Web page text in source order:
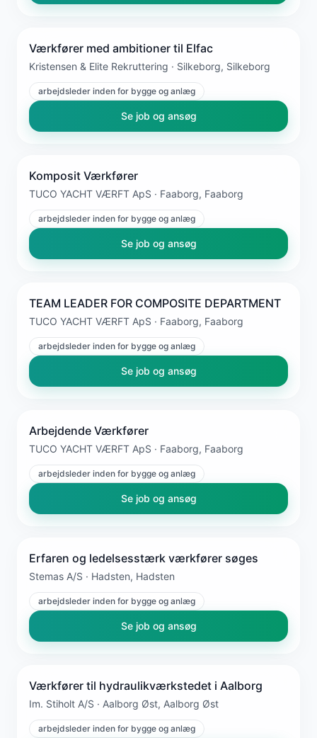
Værkfører med ambitioner til Elfac
Kristensen & Elite Rekruttering · Silkeborg, Silkeborg
arbejdsleder inden for bygge og anlæg
Se job og ansøg
Komposit Værkfører
TUCO YACHT VÆRFT ApS · Faaborg, Faaborg
arbejdsleder inden for bygge og anlæg
Se job og ansøg
TEAM LEADER FOR COMPOSITE DEPARTMENT
TUCO YACHT VÆRFT ApS · Faaborg, Faaborg
arbejdsleder inden for bygge og anlæg
Se job og ansøg
Arbejdende Værkfører
TUCO YACHT VÆRFT ApS · Faaborg, Faaborg
arbejdsleder inden for bygge og anlæg
Se job og ansøg
Erfaren og ledelsesstærk værkfører søges
Stemas A/S · Hadsten, Hadsten
arbejdsleder inden for bygge og anlæg
Se job og ansøg
Værkfører til hydraulikværkstedet i Aalborg
Im. Stiholt A/S · Aalborg Øst, Aalborg Øst
arbejdsleder inden for bygge og anlæg